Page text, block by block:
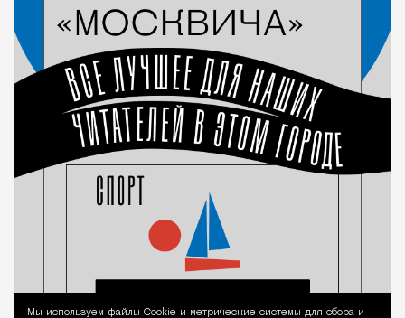
Мы используем файлы Сookie и метрические системы для сбора и